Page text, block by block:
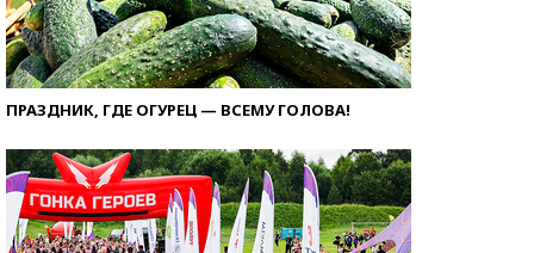
ПРАЗДНИК, ГДЕ ОГУРЕЦ — ВСЕМУ ГОЛОВА!